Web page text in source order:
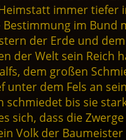
immer tiefer
im Bund
der Erde und
der Welt sein Reich
dem großen
unter dem Fels an
schmiedet bis sie
sich, dass die
Volk der